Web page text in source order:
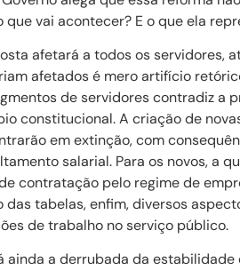
que vai acontecer? E o que ela
afetará a todos os servidores,
afetados é mero artifício
de servidores contradiz a
constitucional. A criação de
em extinção, com
salarial. Para os novos, a
contratação pelo regime de
tabelas, enfim, diversos
de trabalho no serviço público.
ainda a derrubada da